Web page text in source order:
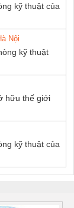
kỹ thuật của
Nội
kỹ thuật
hữu thế giới
kỹ thuật của